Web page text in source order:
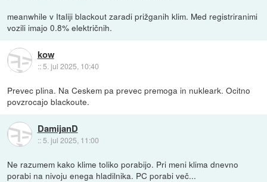
meanwhile v Italiji blackout zaradi prižganih klim. Med registriranimi
vozili imajo 0.8% električnih.
kow
::5. jul 2025, 10:40
Prevec plina. Na Ceskem pa prevec premoga in nukleark. Ocitno
povzrocajo blackoute.
DamijanD
:: 5. jul 2025, 11:00
Ne razumem kako klime toliko porabijo. Pri meni klima dnevno
porabi na nivoju enega hladilnika. PC porabi več...